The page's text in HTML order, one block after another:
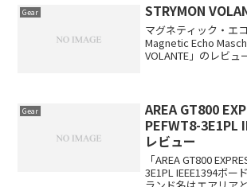
Gear STRYMON
マグネティック・エ
Magnetic Echo
VOLANTE」のレビュ
Gear
AREA GT800
PEFWT8-3E1PL
レビュー
「AREA GT800
3E1PL IEEE1394ボー